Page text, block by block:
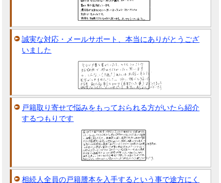
誠実な対応・メールサポート、本当にありがとうござ
いました
戸籍取り寄せで悩みをもっておられる方がいたら紹介
するつもりです
相続人全員の戸籍謄本を入手するという事で途方にく